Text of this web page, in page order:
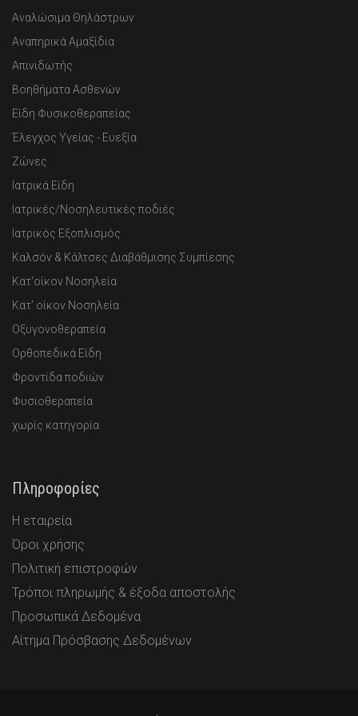
Αναλώσιμα Θηλάστρων
Αναπηρικά Αμαξίδια
Απινιδωτής
Βοηθήματα Ασθενών
Είδη Φυσικοθεραπείας
Έλεγχος Υγείας - Ευεξία
Ζώνες
Ιατρικά Είδη
Ιατρικές/Νοσηλευτικές ποδιές
Ιατρικός Εξοπλισμός
Καλσόν & Κάλτσες Διαβάθμισης Συμπίεσης
Κατ'οίκον Νοσηλεία
Κατ’ οίκον Νοσηλεία
Οξυγονοθεραπεία
Ορθοπεδικά Είδη
Φροντίδα ποδιών
Φυσιοθεραπεία
χωρίς κατηγορία
Πληροφορίες
Η εταιρεία
Όροι χρήσης
Πολιτική επιστροφών
Τρόποι πληρωμής & έξοδα αποστολής
Προσωπικά Δεδομένα
Αίτημα Πρόσβασης Δεδομένων